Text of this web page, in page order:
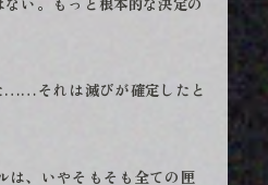
……それは滅びが確定したと
、いやそもそも全ての匣